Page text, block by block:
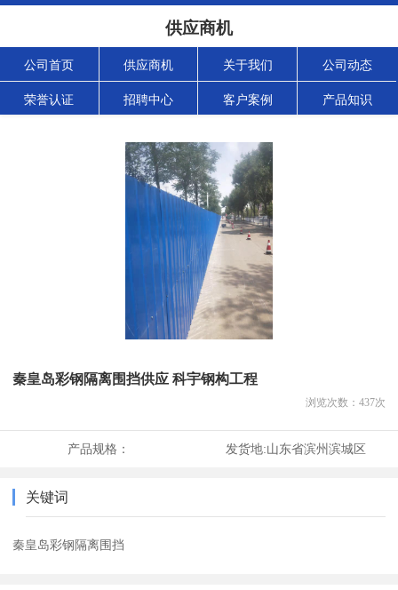
供应商机
公司首页 供应商机 关于我们 公司动态
荣誉认证 招聘中心 客户案例 产品知识
秦皇岛彩钢隔离围挡供应 科宇钢构工程
浏览次数： 437次
产品规格： 发货地:山东省滨州滨城区
关键词
秦皇岛彩钢隔离围挡